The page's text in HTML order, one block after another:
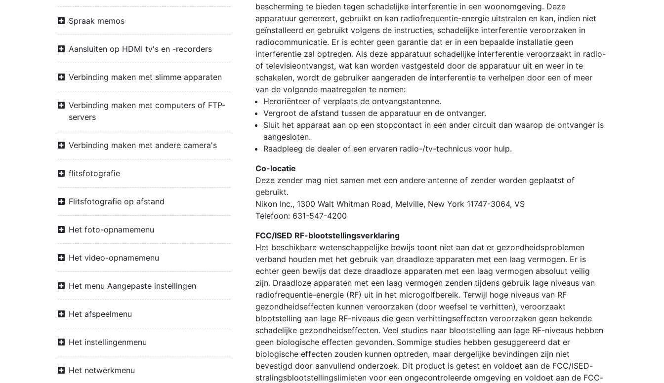
Spraak memos
Aansluiten op HDMI tv's en -recorders
Verbinding maken met slimme apparaten
Verbinding maken met computers of FTP-
servers
Verbinding maken met andere camera's
flitsfotografie
Flitsfotografie op afstand
Het foto-opnamemenu
Het video-opnamemenu
Het menu Aangepaste instellingen
Het afspeelmenu
Het instellingenmenu
Het netwerkmenu
bescherming te bieden tegen schadelijke interferentie in een woonomgeving. Deze
apparatuur genereert, gebruikt en kan radiofrequentie-energie uitstralen en kan, indien niet
geïnstalleerd en gebruikt volgens de instructies, schadelijke interferentie veroorzaken in
radiocommunicatie. Er is echter geen garantie dat er in een bepaalde installatie geen
interferentie zal optreden. Als deze apparatuur schadelijke interferentie veroorzaakt in radio-
of televisieontvangst, wat kan worden vastgesteld door de apparatuur uit en weer in te
schakelen, wordt de gebruiker aangeraden de interferentie te verhelpen door een of meer
van de volgende maatregelen te nemen:
Heroriënteer of verplaats de ontvangstantenne.
Vergroot de afstand tussen de apparatuur en de ontvanger.
Sluit het apparaat aan op een stopcontact in een ander circuit dan waarop de ontvanger is
aangesloten.
Raadpleeg de dealer of een ervaren radio-/tv-technicus voor hulp.
Co-locatie
Deze zender mag niet samen met een andere antenne of zender worden geplaatst of
gebruikt.
Nikon Inc., 1300 Walt Whitman Road, Melville, New York 11747-3064, VS
Telefoon: 631-547-4200
FCC/ISED RF-blootstellingsverklaring
Het beschikbare wetenschappelijke bewijs toont niet aan dat er gezondheidsproblemen
verband houden met het gebruik van draadloze apparaten met een laag vermogen. Er is
echter geen bewijs dat deze draadloze apparaten met een laag vermogen absoluut veilig
zijn. Draadloze apparaten met een laag vermogen zenden tijdens gebruik lage niveaus van
radiofrequentie-energie (RF) uit in het microgolfbereik. Terwijl hoge niveaus van RF
gezondheidseffecten kunnen veroorzaken (door weefsel te verhitten), veroorzaakt
blootstelling aan lage RF-niveaus die geen verhittingseffecten veroorzaken geen bekende
schadelijke gezondheidseffecten. Veel studies naar blootstelling aan lage RF-niveaus hebben
geen biologische effecten gevonden. Sommige studies hebben gesuggereerd dat er
biologische effecten zouden kunnen optreden, maar dergelijke bevindingen zijn niet
bevestigd door aanvullend onderzoek. Dit product is getest en voldoet aan de FCC/ISED-
stralingsblootstellingslimieten voor een ongecontroleerde omgeving en voldoet aan de FCC-